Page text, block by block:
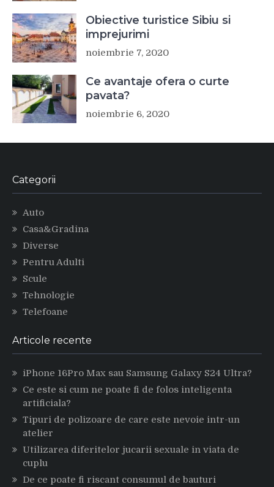
Obiective turistice Sibiu si
imprejurimi
noiembrie 7, 2020
Ce avantaje ofera o curte
pavata?
noiembrie 6, 2020
Categorii
Auto
Casa&Gradina
Diverse
Pentru Adulti
Scule
Tehnologie
Telefoane
Articole recente
iPhone 16Pro Max sau Samsung Galaxy S24 Ultra?
Ce este si cum ne poate fi de folos inteligenta
artificiala?
Tipuri de polizoare de care este nevoie intr-un
atelier
Utilizarea diferitelor jucarii sexuale in viata de
cuplu
De ce poate fi riscant consumul de bauturi